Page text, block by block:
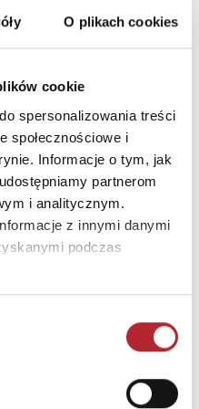
O plikach cookies
cookie
spersonalizowania treści
społecznościowe i
Informacje o tym, jak
partnerom
i analitycznym.
z innymi danymi
podczas
siły